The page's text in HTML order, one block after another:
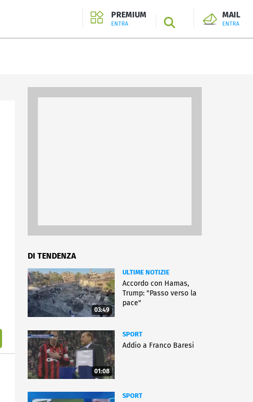
PREMIUM
ENTRA SEARCH
MAIL
ENTRA
DI TENDENZA
03:49
ULTIME NOTIZIE
Accordo con Hamas,
Trump: "Passo verso la
pace"
01:08
SPORT
Addio a Franco Baresi
SPORT